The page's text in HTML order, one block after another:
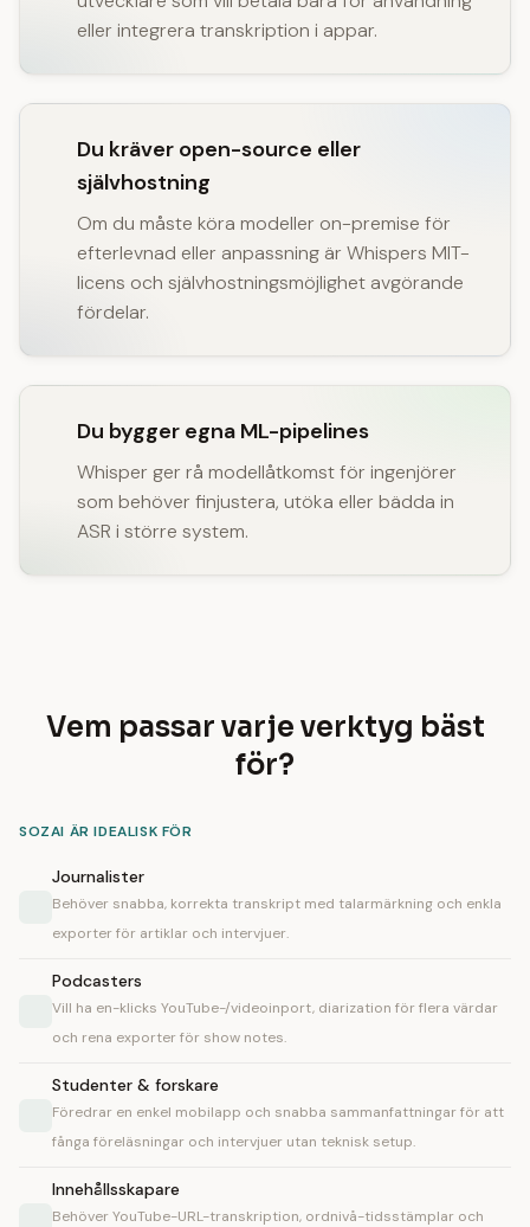
eller integrera transkription i appar.
Du kräver open-source eller
självhostning
Om du måste köra modeller on-premise för
efterlevnad eller anpassning är Whispers MIT-
licens och självhostningsmöjlighet avgörande
fördelar.
Du bygger egna ML-pipelines
Whisper ger rå modellåtkomst för ingenjörer
som behöver finjustera, utöka eller bädda in
ASR i större system.
Vem passar varje verktyg bäst
för?
SOZAI ÄR IDEALISK FÖR
Journalister
Behöver snabba, korrekta transkript med talarmärkning och enkla
exporter för artiklar och intervjuer.
Podcasters
Vill ha en-klicks YouTube-/videoinport, diarization för flera värdar
och rena exporter för show notes.
Studenter & forskare
Föredrar en enkel mobilapp och snabba sammanfattningar för att
fånga föreläsningar och intervjuer utan teknisk setup.
Innehållsskapare
Behöver YouTube-URL-transkription, ordnivå-tidsstämplar och